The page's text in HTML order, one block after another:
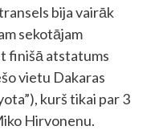
bija vairāk
sekotājam
finišā atstatums
vietu Dakaras
kurš tikai par 3
Hirvonenu.